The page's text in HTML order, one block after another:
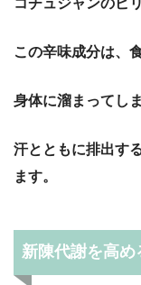
この辛味成分は、
身体に溜まってし
汗とともに排出す
ます。
新陳代謝を高め